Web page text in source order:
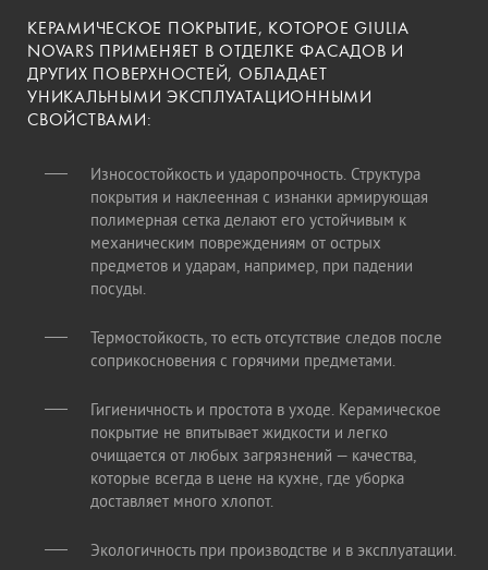
КЕРАМИЧЕСКОЕ ПОКРЫТИЕ, КОТОРОЕ GIULIA
NOVARS ПРИМЕНЯЕТ В ОТДЕЛКЕ ФАСАДОВ И
ДРУГИХ ПОВЕРХНОСТЕЙ, ОБЛАДАЕТ
УНИКАЛЬНЫМИ ЭКСПЛУАТАЦИОННЫМИ
СВОЙСТВАМИ:
Износостойкость и ударопрочность. Структура
покрытия и наклеенная с изнанки армирующая
полимерная сетка делают его устойчивым к
механическим повреждениям от острых
предметов и ударам, например, при падении
посуды.
Термостойкость, то есть отсутствие следов после
соприкосновения с горячими предметами.
Гигиеничность и простота в уходе. Керамическое
покрытие не впитывает жидкости и легко
очищается от любых загрязнений — качества,
которые всегда в цене на кухне, где уборка
доставляет много хлопот.
Экологичность при производстве и в эксплуатации.